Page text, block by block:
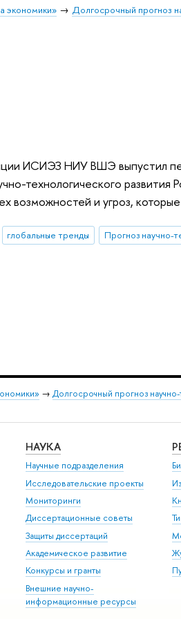
экономики»
Долгосрочный прогноз
ИСИЭЗ НИУ ВШЭ выпустил
технологического
возможностей и угроз,
глобальные тренды
Прогноз научно-
→ Долгосрочный прогноз
НАУКА
Научные подразделения
Исследовательские проекты
Мониторинги
Диссертационные советы
Защиты диссертаций
Академическое развитие
Конкурсы и гранты
Внешние научно-
информационные ресурсы